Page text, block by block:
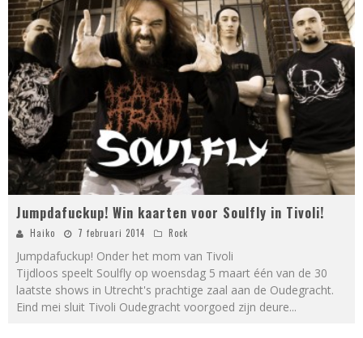
Jumpdafuckup! Win kaarten voor Soulfly in Tivoli!
Haiko 7 februari 2014 Rock
Jumpdafuckup! Onder het mom van Tivoli
Tijdloos speelt Soulfly op woensdag 5 maart één van de 30
laatste shows in Utrecht's prachtige zaal aan de Oudegracht.
Eind mei sluit Tivoli Oudegracht voorgoed zijn deure...